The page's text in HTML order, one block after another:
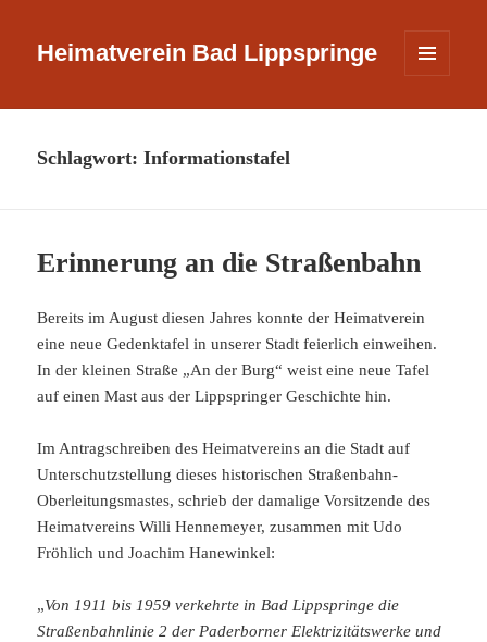
Heimatverein Bad Lippspringe
WIDGETS
Schlagwort:Informationstafel
Erinnerung an die Straßenbahn
Bereits im August diesen Jahres konnte der Heimatverein
eine neue Gedenktafel in unserer Stadt feierlich einweihen.
In der kleinen Straße „An der Burg“ weist eine neue Tafel
auf einen Mast aus der Lippspringer Geschichte hin.
Im Antragschreiben des Heimatvereins an die Stadt auf
Unterschutzstellung dieses historischen Straßenbahn-
Oberleitungsmastes, schrieb der damalige Vorsitzende des
Heimatvereins Willi Hennemeyer, zusammen mit Udo
Fröhlich und Joachim Hanewinkel:
„Von 1911 bis 1959 verkehrte in Bad Lippspringe die
Straßenbahnlinie 2 der Paderborner Elektrizitätswerke und